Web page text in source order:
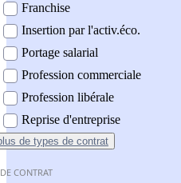
Franchise
Insertion par l'activ.éco.
Portage salarial
Profession commerciale
Profession libérale
Reprise d'entreprise
de types de contrat
CONTRAT